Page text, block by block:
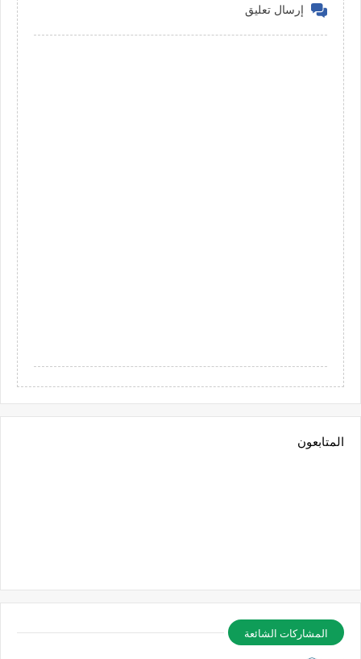
إرسال تعليق
المتابعون
المشاركات الشائعة